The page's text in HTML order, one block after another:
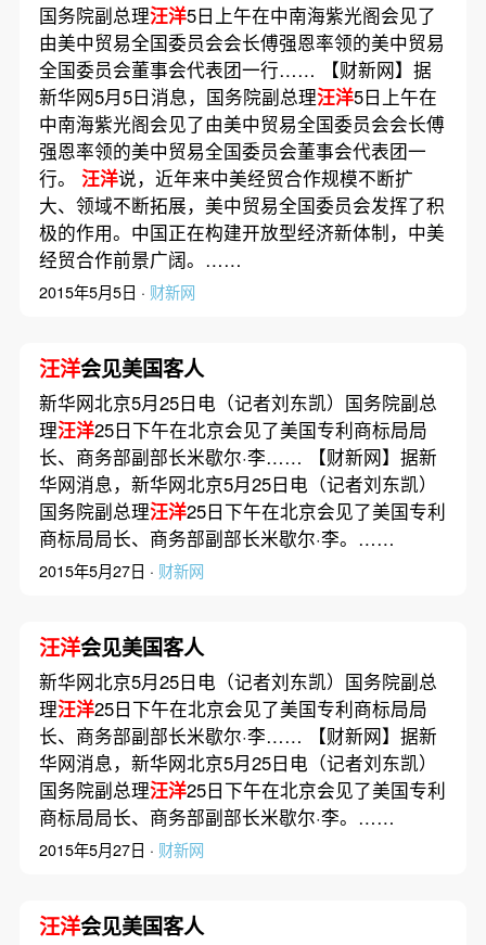
国务院副总理汪洋5日上午在中南海紫光阁会见了
由美中贸易全国委员会会长傅强恩率领的美中贸易
全国委员会董事会代表团一行…… 【财新网】据
新华网5月5日消息，国务院副总理汪洋5日上午在
中南海紫光阁会见了由美中贸易全国委员会会长傅
强恩率领的美中贸易全国委员会董事会代表团一
行。 汪洋说，近年来中美经贸合作规模不断扩
大、领域不断拓展，美中贸易全国委员会发挥了积
极的作用。中国正在构建开放型经济新体制，中美
经贸合作前景广阔。……
2015年5月5日 · 财新网
汪洋会见美国客人
新华网北京5月25日电（记者刘东凯）国务院副总
理汪洋25日下午在北京会见了美国专利商标局局
长、商务部副部长米歇尔·李…… 【财新网】据新
华网消息，新华网北京5月25日电（记者刘东凯）
国务院副总理汪洋25日下午在北京会见了美国专利
商标局局长、商务部副部长米歇尔·李。……
2015年5月27日 · 财新网
汪洋会见美国客人
新华网北京5月25日电（记者刘东凯）国务院副总
理汪洋25日下午在北京会见了美国专利商标局局
长、商务部副部长米歇尔·李…… 【财新网】据新
华网消息，新华网北京5月25日电（记者刘东凯）
国务院副总理汪洋25日下午在北京会见了美国专利
商标局局长、商务部副部长米歇尔·李。……
2015年5月27日 · 财新网
汪洋会见美国客人